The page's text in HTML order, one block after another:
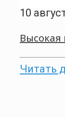
10
Высокая
Читать